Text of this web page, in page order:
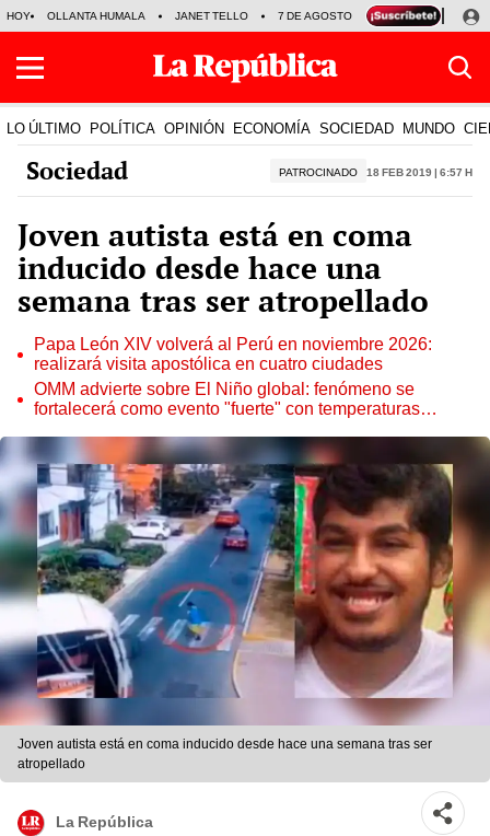
HOY OLLANTA HUMALA JANET TELLO 7 DE AGOSTO TINKA RESULTADOS
LO ÚLTIMO POLÍTICA OPINIÓN ECONOMÍA SOCIEDAD MUNDO
Sociedad PATROCINADO 18 Feb 2019 | 6:57 h
Joven autista está en coma
inducido desde hace una
semana tras ser atropellado
Papa León XIV volverá al Perú en noviembre 2026:
realizará visita apostólica en cuatro ciudades
OMM advierte sobre El Niño global: fenómeno se
fortalecerá como evento "fuerte" con temperaturas
Joven autista está en coma inducido desde hace una semana tras ser
atropellado
La República